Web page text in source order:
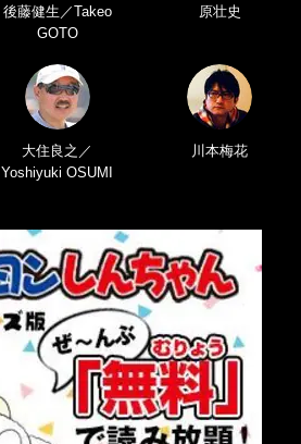
後藤健生／Takeo
GOTO
原壮史
大住良之／
Yoshiyuki OSUMI
川本梅花